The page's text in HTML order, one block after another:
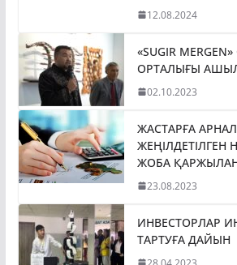
12.08.2024
«SUGIR
ОРТАЛЫҒЫ
02.10.2023
ЖАСТАРҒА
ЖЕҢІЛДЕТІЛГЕН
ЖОБА
23.08.2023
ИНВЕСТОРЛАР
ТАРТУҒА ДАЙЫН